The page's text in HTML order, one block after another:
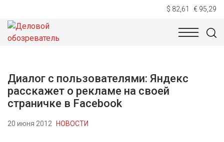
$ 82,61 € 95,29
НОВОСТИ
Диалог с пользователями: Яндекс
расскажет о рекламе на своей
страничке в Facebook
20 июня 2012 НОВОСТИ